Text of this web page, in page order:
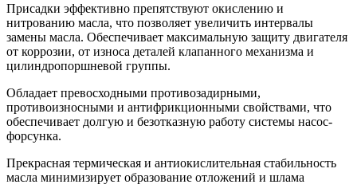
Присадки эффективно препятствуют окислению и
нитрованию масла, что позволяет увеличить интервалы
замены масла. Обеспечивает максимальную защиту двигателя
от коррозии, от износа деталей клапанного механизма и
цилиндропоршневой группы.
Обладает превосходными противозадирными,
противоизносными и антифрикционными свойствами, что
обеспечивает долгую и безотказную работу системы насос-
форсунка.
Прекрасная термическая и антиокислительная стабильность
масла минимизирует образование отложений и шлама